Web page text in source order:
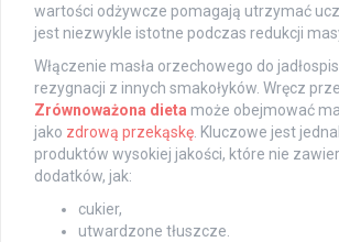
wartości odżywcze pomagają utrzymać
jest niezwykle istotne podczas redukcji
Włączenie masła orzechowego do
rezygnacji z innych smakołyków. Wręcz
Zrównoważona dieta może obejmować
jako zdrową przekąskę. Kluczowe jest
produktów wysokiej jakości, które nie
dodatków, jak:
cukier,
utwardzone tłuszcze.